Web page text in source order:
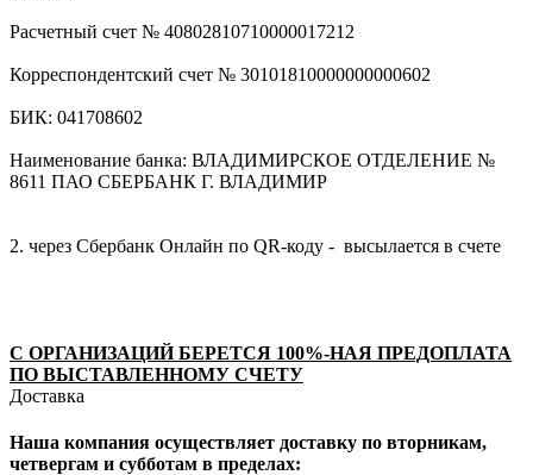
Расчетный счет № 40802810710000017212
Корреспондентский счет № 30101810000000000602
БИК: 041708602
Наименование банка: ВЛАДИМИРСКОЕ ОТДЕЛЕНИЕ №
8611 ПАО СБЕРБАНК Г. ВЛАДИМИР
2. через Сбербанк Онлайн по QR-коду - высылается в счете
С ОРГАНИЗАЦИЙ БЕРЕТСЯ 100%-НАЯ ПРЕДОПЛАТА
ПО ВЫСТАВЛЕННОМУ СЧЕТУ
Доставка
Наша компания осуществляет доставку по вторникам,
четвергам и субботам в пределах: